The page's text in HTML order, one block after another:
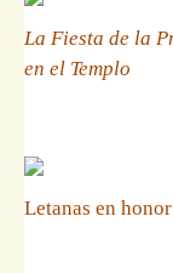
La Fiesta de la
en el Templo
Letanas en